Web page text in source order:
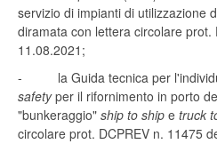
servizio di impianti di utilizzazione
diramata con lettera circolare prot.
11.08.2021;
- la Guida tecnica per
safetyper il rifornimento in porto
"bunkeraggio" ship to ship e truck
circolare prot. DCPREV n. 11475